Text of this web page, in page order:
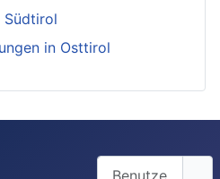
Südtirol
in Osttirol
Benutzername